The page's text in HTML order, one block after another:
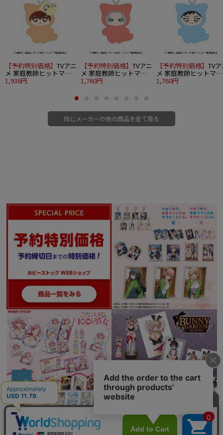
【予約特別価格】 TVアニ
メ 家庭教師ヒットマン
REBORN! ちみけもます
1,936円
【予約特別価格】 TVアニ
メ 家庭教師ヒットマン
REBORN! ちみけもます
1,760円
【予約特別価格】 TV
メ 家庭教師ヒットマン
REBORN! ちみけもます
1,760円
同じメーカーの他の商品を全て見る